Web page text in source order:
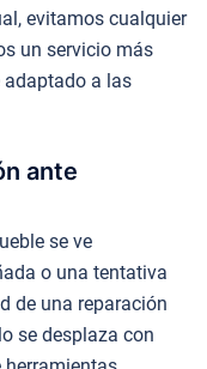
evitamos cualquier
un servicio más
a las
ante
se ve
o una tentativa
de una reparación
se desplaza con